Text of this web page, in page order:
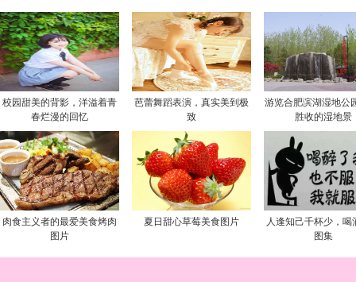
校园甜美的背影，洋溢着青
春烂漫的回忆
芭蕾舞蹈表演，真实美到极
致
游览合肥滨湖湿地公
胜收的湿地景
肉食主义者的最爱美食烤肉
图片
夏日甜心草莓美食图片
人逢知己千杯少，喝
图集